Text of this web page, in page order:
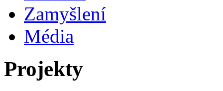
Zamyšlení
Média
Projekty